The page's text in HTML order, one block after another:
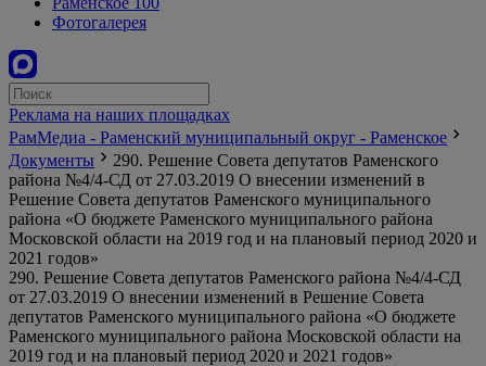
Фотогалерея
Реклама на наших площадках
РамМедиа - Раменский муниципальный округ - Раменское
Документы
290. Решение Совета депутатов Раменского
района №4/4-СД от 27.03.2019 О внесении изменений в
Решение Совета депутатов Раменского муниципального
района «О бюджете Раменского муниципального района
Московской области на 2019 год и на плановый период 2020 и
2021 годов»
290. Решение Совета депутатов Раменского района №4/4-СД
от 27.03.2019 О внесении изменений в Решение Совета
депутатов Раменского муниципального района «О бюджете
Раменского муниципального района Московской области на
2019 год и на плановый период 2020 и 2021 годов»